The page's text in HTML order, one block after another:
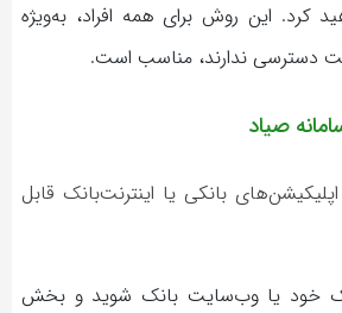
کرد. این روش برای همه افراد، به‌ویژه
دسترسی ندارند، مناسب است.
بانکی یا اینترنت‌بانک قابل
خود یا وب‌سایت بانک شوید و بخش